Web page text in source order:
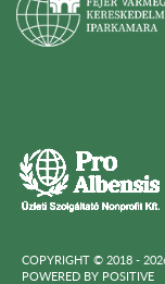
COPYRIGHT © 2018 -
POWERED BY POSITIVE